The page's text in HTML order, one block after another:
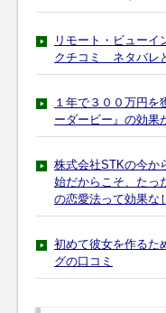
リモート・ビュー
クチコミ ネタバレ
１年で３００万円を
ーダービー』の効果
株式会社STKの今か
始だからこそ、たっ
の恋愛法って効果な
初めて彼女を作るた
グの口コミ